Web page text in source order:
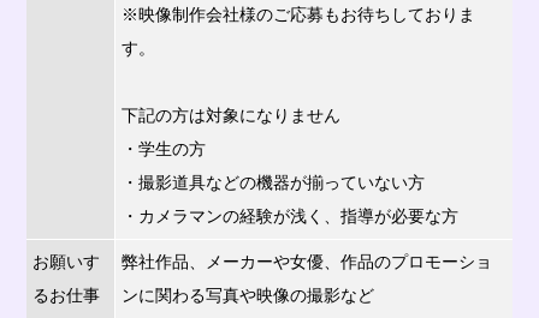
※映像制作会社様のご応募もお待ちしておりま
す。
下記の方は対象になりません
・学生の方
・撮影道具などの機器が揃っていない方
・カメラマンの経験が浅く、指導が必要な方
お願いす
るお仕事
弊社作品、メーカーや女優、作品のプロモーショ
ンに関わる写真や映像の撮影など